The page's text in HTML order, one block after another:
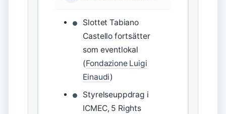
Slottet Tabiano
Castello fortsätter
som eventlokal
(Fondazione Luigi
Einaudi)
Styrelseuppdrag i
ICMEC, 5 Rights